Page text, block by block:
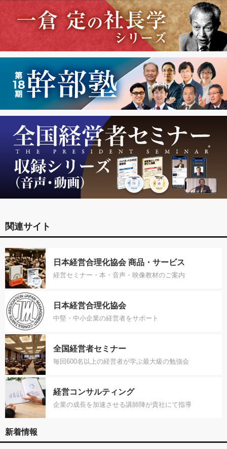
関連サイト
日本経営合理化協会 商品・サービス
経営セミナー・本・音声・映像教材のご案内
日本経営合理化協会
中堅・中小企業の経営者をサポート
全国経営者セミナー
毎回600名以上の経営者が学ぶ最大級の勉強会
経営コンサルティング
企業の成長を加速させる講師陣が貴社にて指導
新着情報